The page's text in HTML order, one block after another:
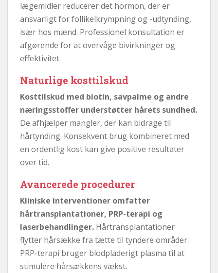
lægemidler reducerer det hormon, der er
ansvarligt for follikelkrympning og -udtynding,
især hos mænd. Professionel konsultation er
afgørende for at overvåge bivirkninger og
effektivitet.
Naturlige kosttilskud
Kosttilskud med biotin, savpalme og andre
næringsstoffer understøtter hårets sundhed.
De afhjælper mangler, der kan bidrage til
hårtynding. Konsekvent brug kombineret med
en ordentlig kost kan give positive resultater
over tid.
Avancerede procedurer
Kliniske interventioner omfatter
hårtransplantationer, PRP-terapi og
laserbehandlinger. Hårtransplantationer
flytter hårsække fra tætte til tyndere områder.
PRP-terapi bruger blodpladerigt plasma til at
stimulere hårsækkens vækst.